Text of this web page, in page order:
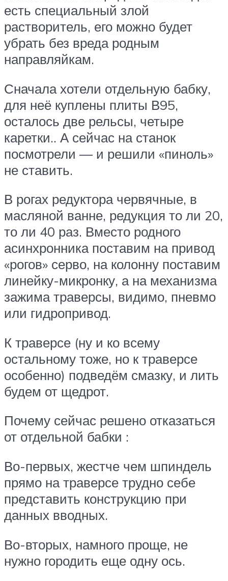
есть специальный злой
растворитель, его можно будет
убрать без вреда родным
направляйкам.
Сначала хотели отдельную бабку,
для неё куплены плиты В95,
осталось две рельсы, четыре
каретки.. А сейчас на станок
посмотрели — и решили «пиноль»
не ставить.
В рогах редуктора червячные, в
масляной ванне, редукция то ли 20,
то ли 40 раз. Вместо родного
асинхронника поставим на привод
«рогов» серво, на колонну поставим
линейку-микронку, а на механизма
зажима траверсы, видимо, пневмо
или гидропривод.
К траверсе (ну и ко всему
остальному тоже, но к траверсе
особенно) подведём смазку, и лить
будем от щедрот.
Почему сейчас решено отказаться
от отдельной бабки :
Во-первых, жестче чем шпиндель
прямо на траверсе трудно себе
представить конструкцию при
данных вводных.
Во-вторых, намного проще, не
нужно городить еще одну ось.